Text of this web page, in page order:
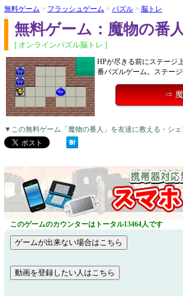
無料ゲーム > フラッシュゲーム > パズル > 脳トレ
無料ゲーム：魔物の番
[ オンラインパズル脳トレ ]
HPが尽きる前にステージ
番パズルゲーム。ステー
⇒ 魔
▼この無料ゲーム「魔物の番人」を友達に教える・シェ
このゲームのカウンターはトータル13464人です